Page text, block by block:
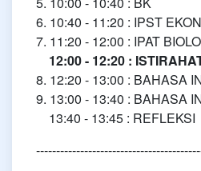
6. 10:40 - 11:20 : IPST
7. 11:20 - 12:00 : IPAT
12:00 - 12:20 :
8. 12:20 - 13:00 : BAHASA
9. 13:00 - 13:40 : BAHASA
13:40 - 13:45 : REFLEKSI